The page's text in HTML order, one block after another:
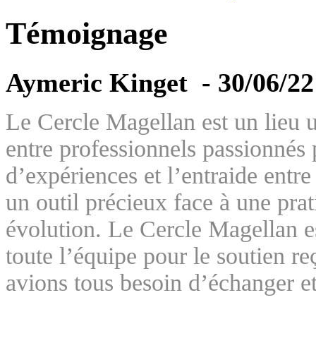
Témoignage
Aymeric Kinget - 30/06/
Le Cercle Magellan est un lieu
entre professionnels
d’expériences et l’entraide
un outil précieux face à une
évolution. Le Cercle Magellan
toute l’équipe pour le soutien
avions tous besoin d’échanger